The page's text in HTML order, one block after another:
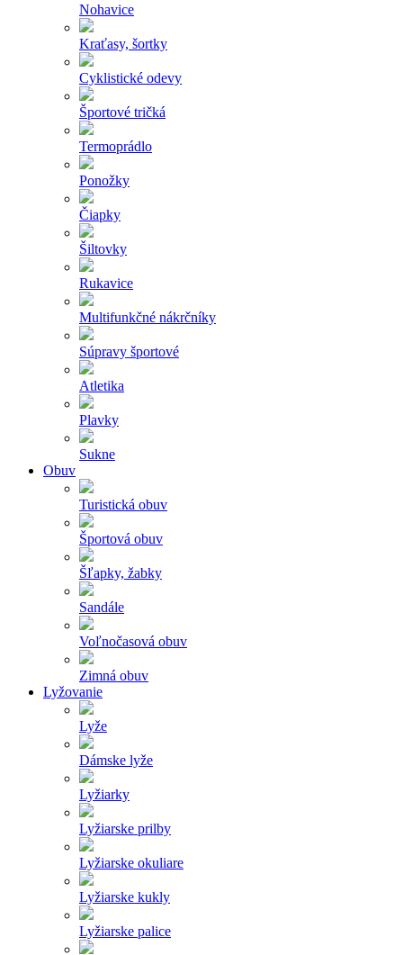
Nohavice
Kraťasy, šortky
Cyklistické odevy
Športové tričká
Termoprádlo
Ponožky
Čiapky
Šiltovky
Rukavice
Multifunkčné nákrčníky
Súpravy športové
Atletika
Plavky
Sukne
Obuv
Turistická obuv
Športová obuv
Šľapky, žabky
Sandále
Voľnočasová obuv
Zimná obuv
Lyžovanie
Lyže
Dámske lyže
Lyžiarky
Lyžiarske prilby
Lyžiarske okuliare
Lyžiarske kukly
Lyžiarske palice